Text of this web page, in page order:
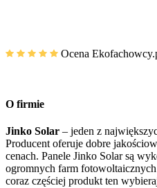
Ocena
O firmie
Jinko Solar – jeden z
Producent oferuje dobre
cenach. Panele Jinko Solar są
ogromnych farm
coraz częściej produkt ten